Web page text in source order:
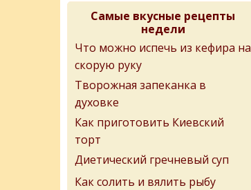
Самые вкусные рецепты
недели
Что можно испечь из кефира на
скорую руку
Творожная запеканка в
духовке
Как приготовить Киевский
торт
Диетический гречневый суп
Как солить и вялить рыбу